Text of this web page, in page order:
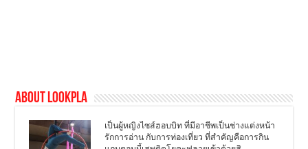
About LookPla
เป็นผู้หญิงไซส์ฮอบบิท ที่มีอาชีพเป็นช่างแต่งหน้า
รักการอ่าน กับการท่องเที่ยว ที่สำคัญคือการกิน